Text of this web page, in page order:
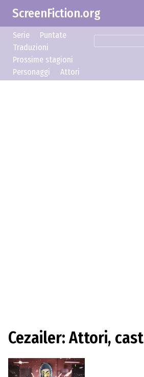
ScreenFiction.org
Serie
Puntate
Traduzioni
Prossime stagioni
Personaggi
Attori
Cezailer: Attori, cast